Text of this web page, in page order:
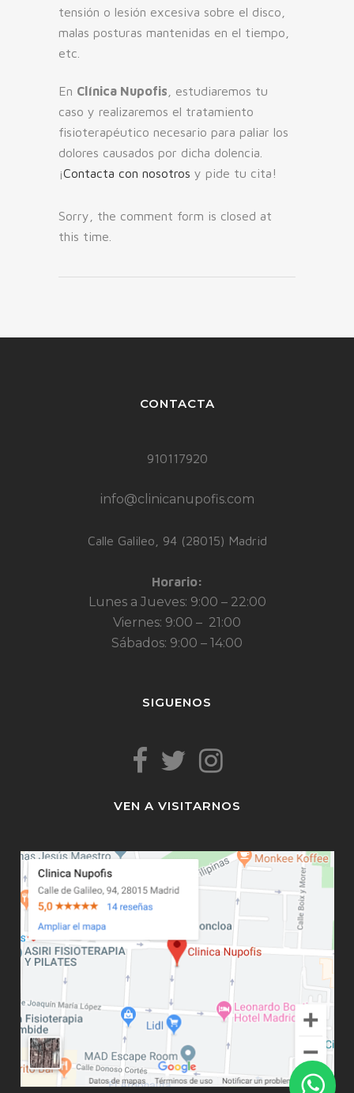
tensión o lesión excesiva sobre el disco,
malas posturas mantenidas en el tiempo,
etc.
En Clínica Nupofis , estudiaremos tu
caso y realizaremos el tratamiento
fisioterapéutico necesario para paliar los
dolores causados por dicha dolencia.
¡Contacta con nosotros y pide tu cita!
Sorry, the comment form is closed at
this time.
CONTACTA
910117920
info@clinicanupofis.com
Calle Galileo, 94 (28015) Madrid
Horario:
Lunes a Jueves: 9:00 – 22:00
Viernes: 9:00 – 21:00
Sábados: 9:00 – 14:00
SIGUENOS
VEN A VISITARNOS